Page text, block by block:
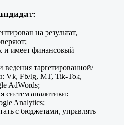
на результат,
и имеет финансовый
ведения таргетированной/
Vk, Fb/Ig, MT, Tik-Tok,
AdWords;
систем аналитики:
Analytics;
с бюджетами, управлять